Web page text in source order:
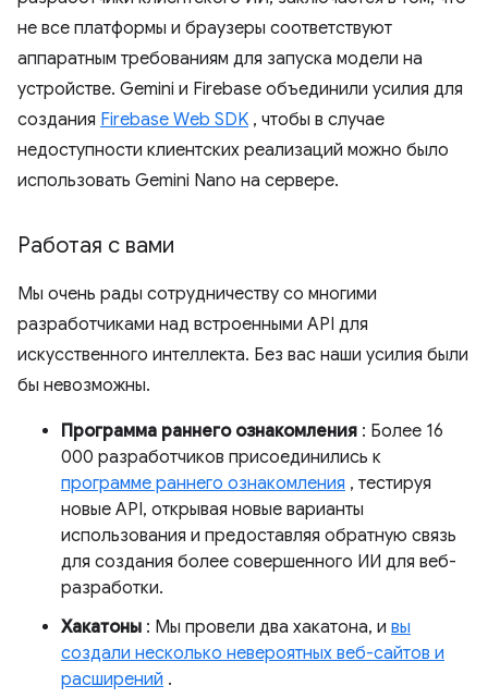
не все платформы и браузеры соответствуют
аппаратным требованиям для запуска модели на
устройстве. Gemini и Firebase объединили усилия для
создания Firebase Web SDK , чтобы в случае
недоступности клиентских реализаций можно было
использовать Gemini Nano на сервере.
Работая с вами
Мы очень рады сотрудничеству со многими
разработчиками над встроенными API для
искусственного интеллекта. Без вас наши усилия были
бы невозможны.
Программа раннего ознакомления : Более 16
000 разработчиков присоединились к
программе раннего ознакомления , тестируя
новые API, открывая новые варианты
использования и предоставляя обратную связь
для создания более совершенного ИИ для веб-
разработки.
Хакатоны : Мы провели два хакатона, и вы
создали несколько невероятных веб-сайтов и
расширений .